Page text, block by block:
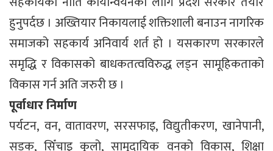
हुनुपर्दछ । अख्तियार निकायलाई शक्तिशाली बनाउन नागरिक
समाजको सहकार्य अनिवार्य शर्त हो । यसकारण सरकारले
समृद्धि र विकासको बाधकतत्वविरुद्ध लड्न सामूहिकताको
विकास गर्न अति जरुरी छ ।
पूर्वाधार निर्माण
पर्यटन, वन, वातावरण, सरसफाइ, विद्युतीकरण, खानेपानी,
सडक, सिँचाइ कुलो, सामुदायिक वनको विकास, शिक्षा